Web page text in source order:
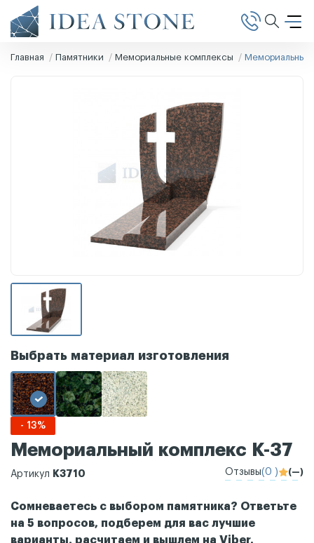
Главная Памятники Мемориальные комплексы Мемориальный
Выбрать материал изготовления
- 13%
Мемориальный комплекс К-37
Артикул К3710 Отзывы(0 ) (—)
Сомневаетесь с выбором памятника? Ответьте
на 5 вопросов, подберем для вас лучшие
варианты, расчитаем и вышлем на Viber.